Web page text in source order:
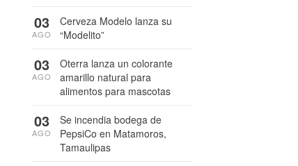
Cerveza Modelo lanza su
“Modelito”
03
AGO
Oterra lanza un colorante
amarillo natural para
alimentos para mascotas
03
AGO
Se incendia bodega de
PepsiCo en Matamoros,
Tamaulipas
03
AGO